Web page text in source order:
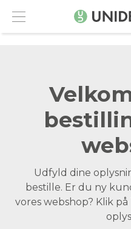
Menu
KONTAKT
Udfyld dine
bestille. Er du ny
vores webshop? Klik